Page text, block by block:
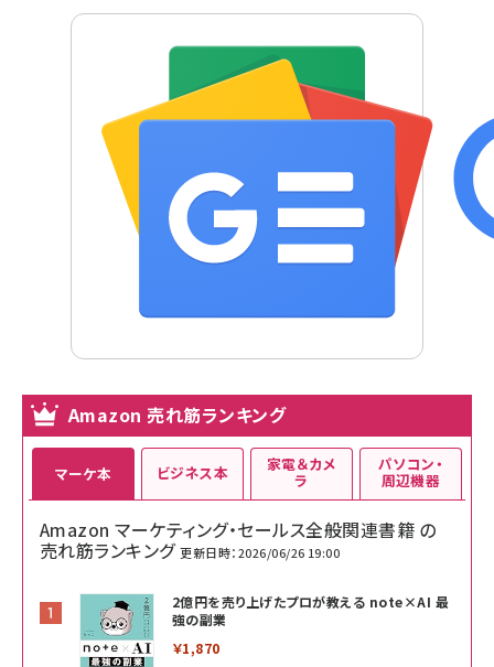
Amazon 売れ筋ランキング
マーケ本
Amazon マーケティング・セールス全般関連書籍 の
売れ筋ランキング 更新日時：2026/06/26 19:00
2億円を売り上げたプロが教える note×AI 最
強の副業
￥1,870
ビジネス本 家電＆カメ
ラ
パソコン・
周辺機器